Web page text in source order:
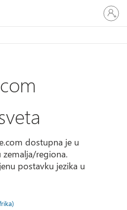
Prijavite
se
na
dostupna je u
regiona.
postavku jezika u